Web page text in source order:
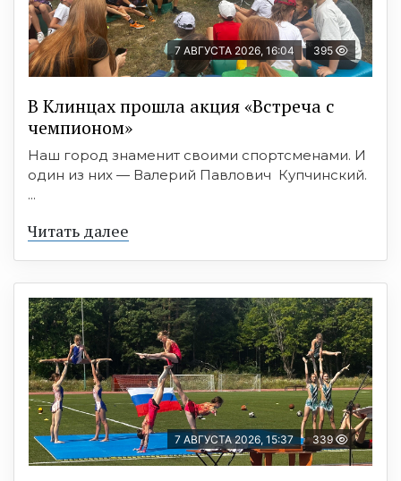
7 АВГУСТА 2026, 16:04 395
В Клинцах прошла акция «Встреча с
чемпионом»
Наш город знаменит своими спортсменами. И
один из них — Валерий Павлович Купчинский.
...
Читать далее
7 АВГУСТА 2026, 15:37 339